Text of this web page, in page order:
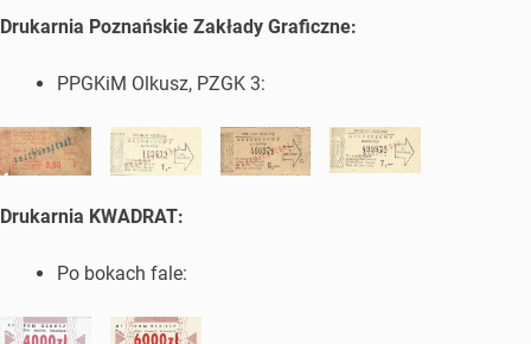
Drukarnia Poznańskie Zakłady Graficzne:
PPGKiM Olkusz, PZGK 3:
Drukarnia KWADRAT:
Po bokach fale: